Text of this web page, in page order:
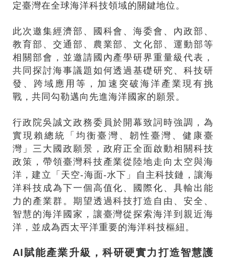
定臺灣在全球海洋科技領域的關鍵地位。
此次邀集經濟部、國科會、海委會、內政部、
教育部、交通部、農業部、文化部、運動部等
相關部會，並邀請國內產學研界重量級代表，
共同探討海事議題如何透過基礎研究、科技研
發、跨域應用等，加速突破海洋產業現有挑
戰，共同勾勒邁向先進海洋國家的願景。
行政院吳誠文政務委員於開幕致詞時強調，為
實現賴總統「均衡臺灣、韌性臺灣、健康臺
灣」三大國政願景，政府正全面啟動相關科技
政策，帶領臺灣科技產業從陸地走向太空與海
洋，建立「天空-海面-水下」自主科技鏈，讓海
洋科技成為下一個高值化、國際化、具輸出能
力的產業群。期望透過科技打造自由、安全、
智慧的海洋國家，讓臺灣從探索海洋到親近海
洋，並成為西太平洋重要的海洋科技樞紐。
AI賦能產業升級，科研硬實力打造智慧護